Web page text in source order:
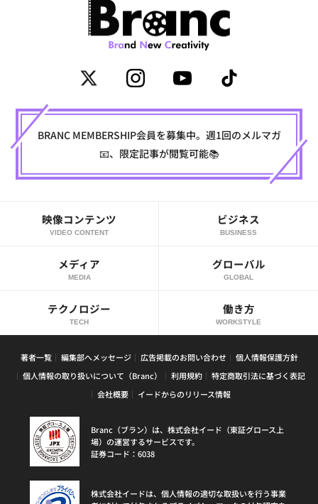
BRANC MEMBERSHIP会員を募集中。週1回のメルマガ
📧、限定記事が閲覧可能📚
映像コンテンツ
VIDEO CONTENT
ビジネス
BUSINESS
メディア
MEDIA
グローバル
GLOBAL
テクノロジー
TECH
働き方
WORKSTYLE
著者一覧 編集部へメッセージ 広告掲載のお問い合わせ
個人情報保護方針
個人情報の取り扱いについて（Branc）
利用規約
特定商取引法に基づく表記
会社概要
イードからのリリース情報
Branc（ブラン）は、株式会社イード（東証グロース上
場）の運営するサービスです。
証券コード：6038
株式会社イードは、個人情報の適切な取扱いを行う事業